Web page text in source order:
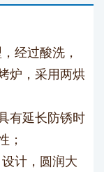
经过酸洗，
炉，采用两烘
有延长防锈时
；
计，圆润大